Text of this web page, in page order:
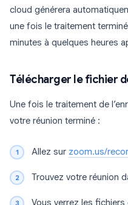
cloud générera
une fois le traitement
minutes à quelques heures
Télécharger le fichier
Une fois le traitement de
votre réunion terminé :
Allez sur zoom.us/
Trouvez votre réunion
Vous verrez les fichiers